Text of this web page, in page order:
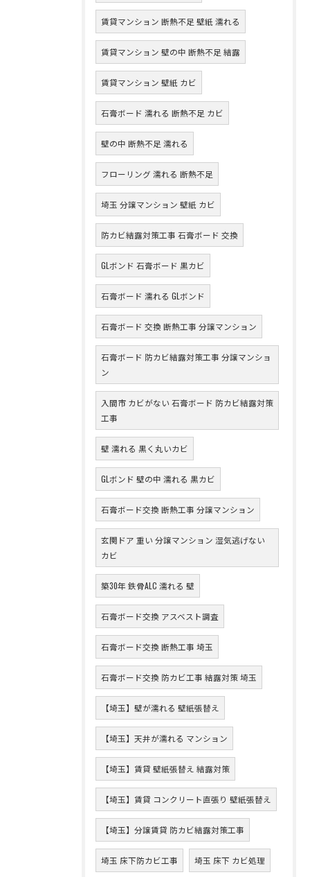
賃貸マンション 断熱不足 壁紙 濡れる
賃貸マンション 壁の中 断熱不足 結露
賃貸マンション 壁紙 カビ
石膏ボード 濡れる 断熱不足 カビ
壁の中 断熱不足 濡れる
フローリング 濡れる 断熱不足
埼玉 分譲マンション 壁紙 カビ
防カビ結露対策工事 石膏ボード 交換
GLボンド 石膏ボード 黒カビ
石膏ボード 濡れる GLボンド
石膏ボード 交換 断熱工事 分譲マンション
石膏ボード 防カビ結露対策工事 分譲マンショ
ン
入間市 カビがない 石膏ボード 防カビ結露対策
工事
壁 濡れる 黒く丸いカビ
GLボンド 壁の中 濡れる 黒カビ
石膏ボード交換 断熱工事 分譲マンション
玄関ドア 重い 分譲マンション 湿気逃げない
カビ
築30年 鉄骨ALC 濡れる 壁
石膏ボード交換 アスベスト調査
石膏ボード交換 断熱工事 埼玉
石膏ボード交換 防カビ工事 結露対策 埼玉
【埼玉】壁が濡れる 壁紙張替え
【埼玉】天井が濡れる マンション
【埼玉】賃貸 壁紙張替え 結露対策
【埼玉】賃貸 コンクリート直張り 壁紙張替え
【埼玉】分譲賃貸 防カビ結露対策工事
埼玉 床下防カビ工事 埼玉 床下 カビ処理